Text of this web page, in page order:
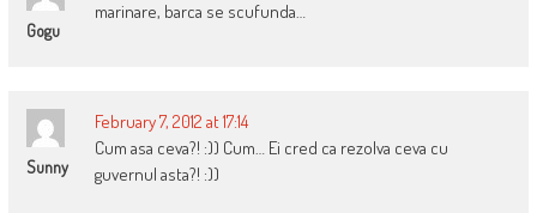
Gogu
marinare, barca se scufunda…
Sunny
February 7, 2012 at 17:14
Cum asa ceva?! :)) Cum… Ei cred ca rezolva ceva cu
guvernul asta?! :))